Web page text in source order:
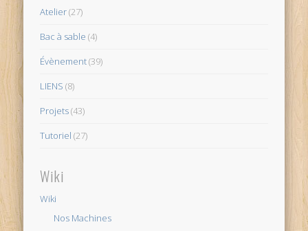
Atelier(27)
Bac à sable (4)
Évènement(39)
LIENS (8)
Projets(43)
Tutoriel (27)
Wiki
Wiki
Nos Machines